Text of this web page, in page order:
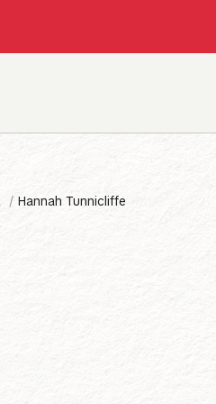
Hannah Tunnicliffe